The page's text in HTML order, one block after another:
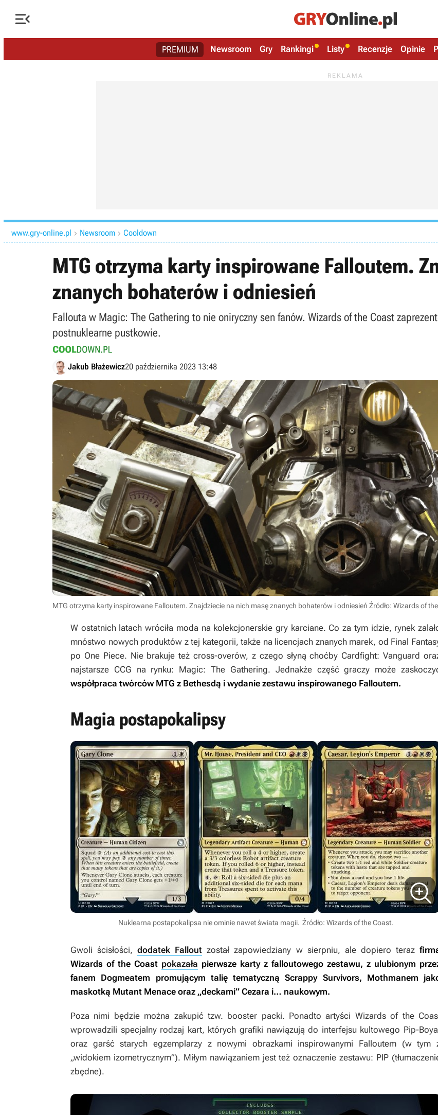

PREMIUM Newsroom Gry Rankingi Listy Recenzje Opinie
www.gry-online.pl  Newsroom  Cooldown
MTG otrzyma karty inspirowane Falloutem.
znanych bohaterów i odniesień
Fallouta w Magic: The Gathering to nie oniryczny sen fanów. Wizards of the Coast
postnuklearne pustkowie.
Jakub Błażewicz20 października 2023 13:48
MTG otrzyma karty inspirowane Falloutem. Znajdziecie na nich masę znanych bohaterów i odniesień Źródło: Wizards of
W ostatnich latach wróciła moda na kolekcjonerskie gry karciane. Co za tym idzie, rynek
mnóstwo nowych produktów z tej kategorii, także na licencjach znanych marek, od Final
po One Piece. Nie brakuje też cross-overów, z czego słyną choćby Cardfight: Vanguard
najstarsze CCG na rynku: Magic: The Gathering. Jednakże część graczy może
współpraca twórców MTG z Bethesdą i wydanie zestawu inspirowanego Falloutem.
Magia postapokalipsy
Nuklearna postapokalipsa nie ominie nawet świata magii. Źródło: Wizards of the Coast.
Gwoli ścisłości,dodatek Fallout został zapowiedziany w sierpniu, ale dopiero teraz
Wizards of the Coast pokazała pierwsze karty z falloutowego zestawu, z ulubionym
fanem Dogmeatem promującym talię tematycznąScrappy Survivors, Mothmanem
maskotką Mutant Menace oraz „deckami” Cezara i… naukowym.
Poza nimi będzie można zakupić tzw. booster packi. Ponadto artyści Wizards of the
wprowadzili specjalny rodzaj kart, których grafiki nawiązują do interfejsu kultowego Pip-
oraz garść starych egzemplarzy z nowymi obrazkami inspirowanymi Falloutem (w tym
„widokiem izometrycznym”). Miłym nawiązaniem jest też oznaczenie zestawu: PIP
zbędne).